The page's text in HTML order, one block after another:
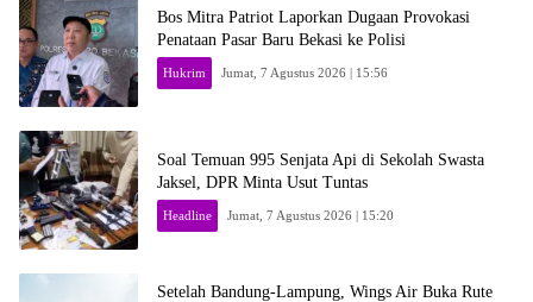
Bos Mitra Patriot Laporkan Dugaan Provokasi
Penataan Pasar Baru Bekasi ke Polisi
Hukrim Jumat, 7 Agustus 2026 | 15:56
Soal Temuan 995 Senjata Api di Sekolah Swasta
Jaksel, DPR Minta Usut Tuntas
Headline Jumat, 7 Agustus 2026 | 15:20
Setelah Bandung-Lampung, Wings Air Buka Rute